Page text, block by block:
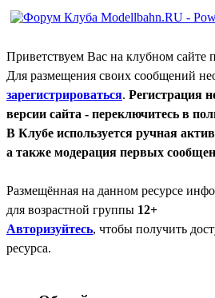
Приветствуем Вас на клубном сайте
Для размещения своих сообщений
зарегистрироваться. Регистрация
версии сайта - переключитесь в
В Клубе используется ручная
а также модерация первых
Размещённая на данном ресурсе
для возрастной группы 12+
Авторизуйтесь, чтобы получить
ресурса.